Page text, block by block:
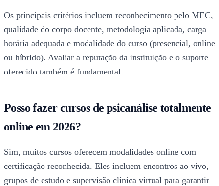
Os principais critérios incluem reconhecimento pelo MEC,
qualidade do corpo docente, metodologia aplicada, carga
horária adequada e modalidade do curso (presencial, online
ou híbrido). Avaliar a reputação da instituição e o suporte
oferecido também é fundamental.
Posso fazer cursos de psicanálise totalmente
online em 2026?
Sim, muitos cursos oferecem modalidades online com
certificação reconhecida. Eles incluem encontros ao vivo,
grupos de estudo e supervisão clínica virtual para garantir